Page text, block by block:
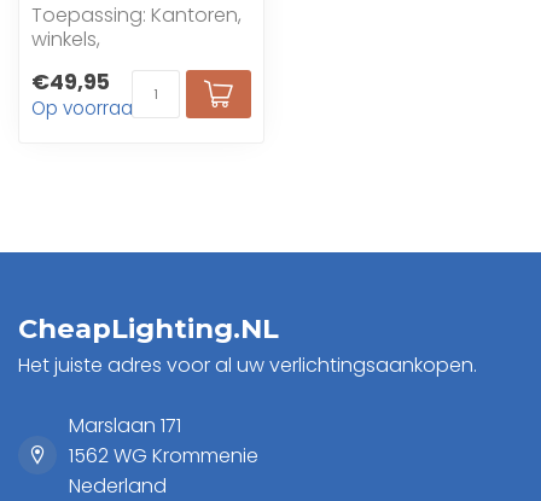
Toepassing: Kantoren,
winkels,
gezondheidszorg,
onderwijs
€49,95
Op voorraad
CheapLighting.NL
Het juiste adres voor al uw verlichtingsaankopen.
Marslaan 171
1562 WG Krommenie
Nederland